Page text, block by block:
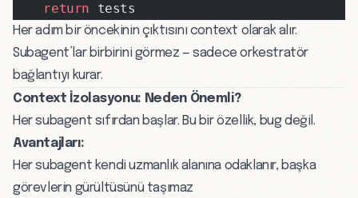
    return
tests
Her adım bir öncekinin çıktısını context olarak alır.
Subagent’lar birbirini görmez — sadece orkestratör
bağlantıyı kurar.
Context İzolasyonu: Neden Önemli?
Her subagent sıfırdan başlar. Bu bir özellik, bug değil.
Avantajları:
Her subagent kendi uzmanlık alanına odaklanır, başka
görevlerin gürültüsünü taşımaz